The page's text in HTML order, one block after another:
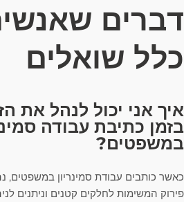
דברים
כלל שואלים
איך אני יכול לנהל את
בזמן כתיבת עבודה
במשפטים?
כאשר כותבים עבודת סמינריון במשפטים,
פירוק המשימות לחלקים קטנים וניתנים